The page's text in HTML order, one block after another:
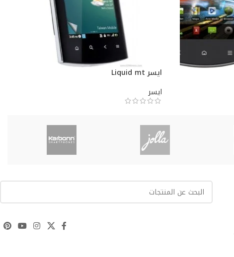
ايسر Liquid mt
ايسر